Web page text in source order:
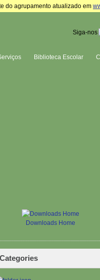
do agrupamento atualizado em
Siga-nos
Biblioteca Escolar
Downloads Home
Categories